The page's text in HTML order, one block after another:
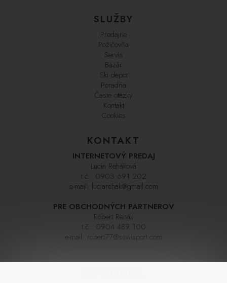
SLUŽBY
Predajne
Požičovňa
Servis
Bazár
Ski depot
Poradňa
Časté otázky
Kontakt
Cookies
KONTAKT
INTERNETOVÝ PREDAJ
Lucia Reháková
t.č.: 0903 691 202
e-mail: luciarehak@gmail.com
PRE OBCHODNÝCH PARTNEROV
Róbert Rehák
t.č.: 0904 489 100
e-mail: robert77@suwisport.com